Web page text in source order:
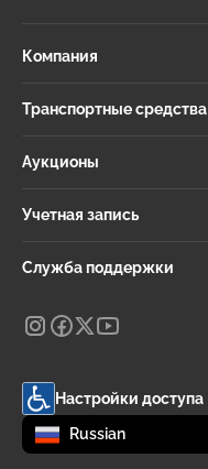
Компания
Транспортные средства
Аукционы
Учетная запись
Служба поддержки
Настройки доступа
Change language
selected
Russian